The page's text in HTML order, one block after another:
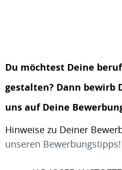
Du möchtest Deine
gestalten? Dann bewirb
uns auf Deine
Hinweise zu Deiner
unseren Bewerbungstipps!